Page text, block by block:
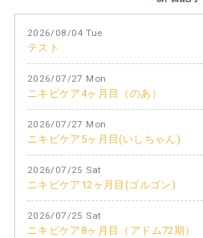
2026/08/04 Tue
テスト
2026/07/27 Mon
ニキビケア4ヶ月目（のあ）
2026/07/27 Mon
ニキビケア5ヶ月目(いしちゃん)
2026/07/25 Sat
ニキビケア12ヶ月目(ゴルゴン)
2026/07/25 Sat
ニキビケア8ヶ月目（アドム72期）